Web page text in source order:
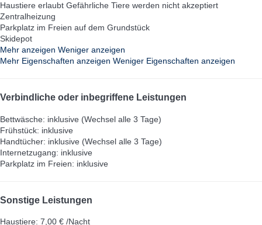
Haustiere erlaubt Gefährliche Tiere werden nicht akzeptiert
Zentralheizung
Parkplatz im Freien auf dem Grundstück
Skidepot
Mehr anzeigen Weniger anzeigen
Mehr Eigenschaften anzeigen Weniger Eigenschaften anzeigen
Verbindliche oder inbegriffene Leistungen
Bettwäsche: inklusive (Wechsel alle 3 Tage)
Frühstück: inklusive
Handtücher: inklusive (Wechsel alle 3 Tage)
Internetzugang: inklusive
Parkplatz im Freien: inklusive
Sonstige Leistungen
Haustiere: 7,00 € /Nacht